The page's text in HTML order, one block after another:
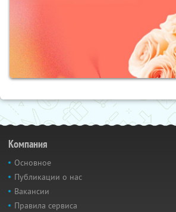
Компания
Основное
Публикации о нас
Вакансии
Правила сервиса